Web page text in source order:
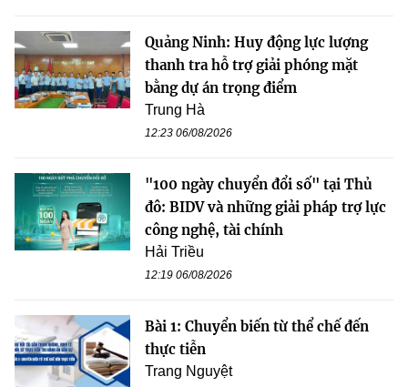
Quảng Ninh: Huy động lực lượng
thanh tra hỗ trợ giải phóng mặt
bằng dự án trọng điểm
Trung Hà
12:23 06/08/2026
"100 ngày chuyển đổi số" tại Thủ
đô: BIDV và những giải pháp trợ lực
công nghệ, tài chính
Hải Triều
12:19 06/08/2026
Bài 1: Chuyển biến từ thể chế đến
thực tiễn
Trang Nguyệt